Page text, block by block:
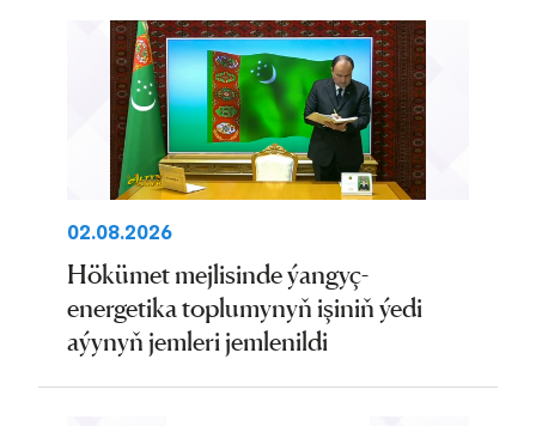
02.08.2026
Hökümet mejlisinde ýangyç-
energetika toplumynyň işiniň ýedi
aýynyň jemleri jemlenildi